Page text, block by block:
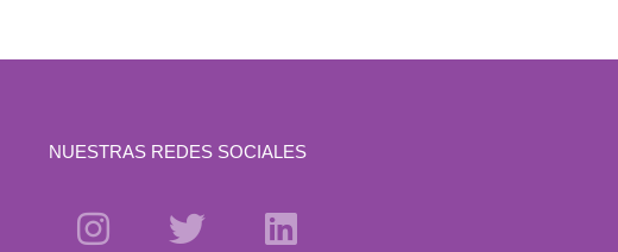
NUESTRAS REDES SOCIALES